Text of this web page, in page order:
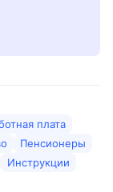
плата
Пенсионеры
Инструкции